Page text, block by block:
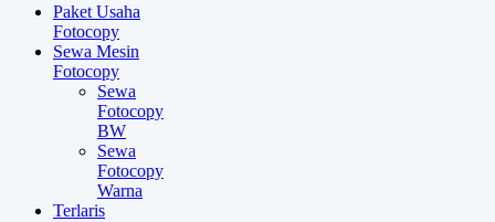
Paket Usaha
Fotocopy
Sewa Mesin
Fotocopy
Sewa
Fotocopy
BW
Sewa
Fotocopy
Warna
Terlaris